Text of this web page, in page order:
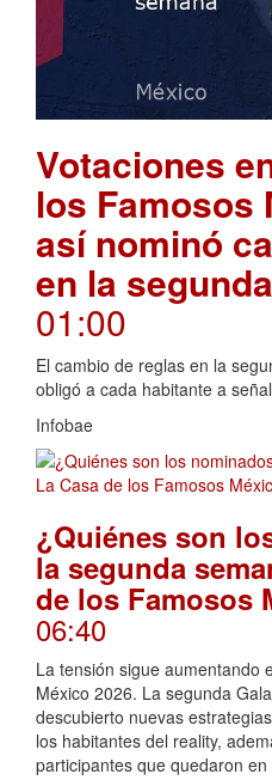
Votaciones
los Famosos
así nominó
en la
01:00
El cambio de reglas en la
obligó a cada habitante a
Infobae
¿Quiénes son
la segunda
de los Famosos
06:40
La tensión sigue aumentando
México 2026. La segunda
descubierto nuevas
los habitantes del reality,
participantes que quedaron